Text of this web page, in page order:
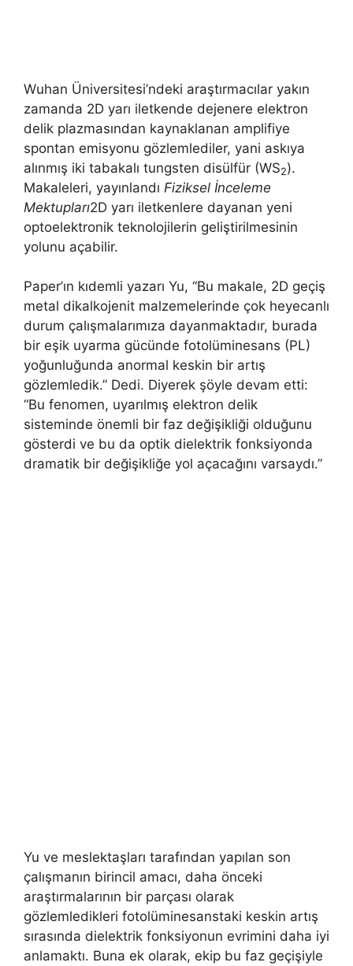
Wuhan Üniversitesi’ndeki araştırmacılar yakın
zamanda 2D yarı iletkende dejenere elektron
delik plazmasından kaynaklanan amplifiye
spontan emisyonu gözlemlediler, yani askıya
alınmış iki tabakalı tungsten disülfür (WS2).
Makaleleri, yayınlandı Fiziksel İnceleme
Mektupları2D yarı iletkenlere dayanan yeni
optoelektronik teknolojilerin geliştirilmesinin
yolunu açabilir.
Paper’ın kıdemli yazarı Yu, “Bu makale, 2D geçiş
metal dikalkojenit malzemelerinde çok heyecanlı
durum çalışmalarımıza dayanmaktadır, burada
bir eşik uyarma gücünde fotolüminesans (PL)
yoğunluğunda anormal keskin bir artış
gözlemledik.” Dedi. Diyerek şöyle devam etti:
“Bu fenomen, uyarılmış elektron delik
sisteminde önemli bir faz değişikliği olduğunu
gösterdi ve bu da optik dielektrik fonksiyonda
dramatik bir değişikliğe yol açacağını varsaydı.”
Yu ve meslektaşları tarafından yapılan son
çalışmanın birincil amacı, daha önceki
araştırmalarının bir parçası olarak
gözlemledikleri fotolüminesanstaki keskin artış
sırasında dielektrik fonksiyonun evrimini daha iyi
anlamaktı. Buna ek olarak, ekip bu faz geçişiyle